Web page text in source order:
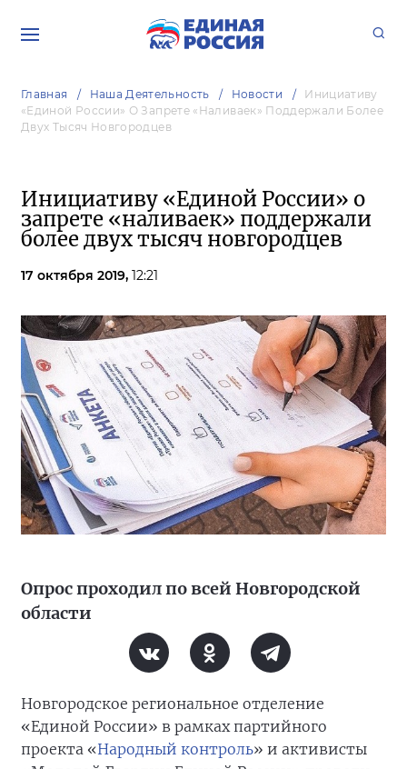
Главная Наша Деятельность Новости
Инициативу
«Единой России» О Запрете «наливаек» Поддержали Более
Двух Тысяч Новгородцев
Инициативу «Единой России» о
запрете «наливаек» поддержали
более двух тысяч новгородцев
17 октября 2019, 12:21
Опрос проходил по всей Новгородской
области
Новгородское региональное отделение
«Единой России» в рамках партийного
проекта «Народный контроль» и активисты